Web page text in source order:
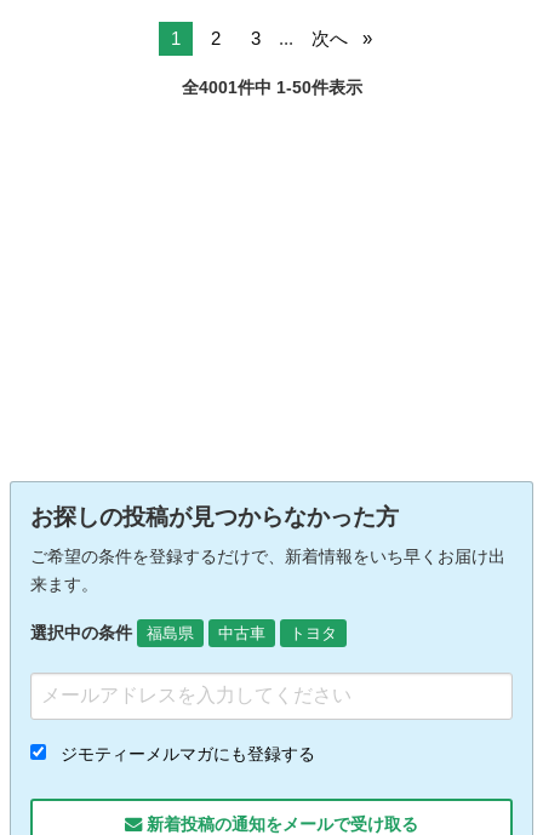
1 2 3 ... 次へ
全4001件中 1-50件表示
お探しの投稿が見つからなかった方
ご希望の条件を登録するだけで、新着情報をいち早くお届け出
来ます。
選択中の条件 福島県 中古車 トヨタ
ジモティーメルマガにも登録する
新着投稿の通知をメールで受け取る